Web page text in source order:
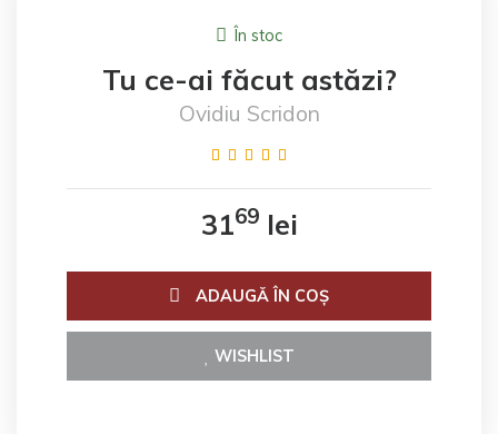
În stoc
Tu ce-ai făcut astăzi?
Ovidiu Scridon
3169lei
ADAUGĂ ÎN COŞ
WISHLIST